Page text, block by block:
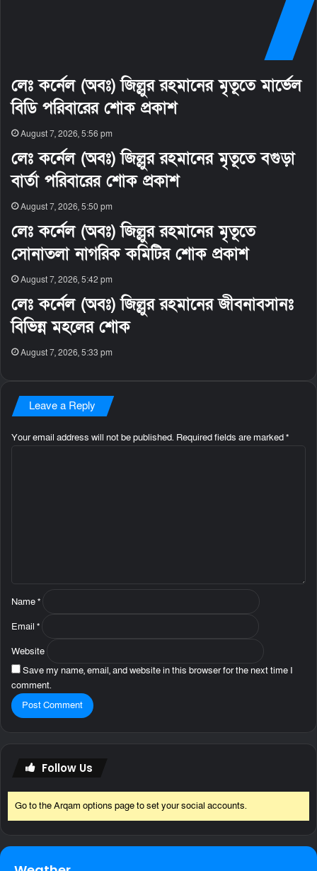
লেঃ কর্নেল (অবঃ) জিল্লুর রহমানের মৃতূতে মার্ভেল
বিডি পরিবারের শোক প্রকাশ
August 7, 2026, 5:56 pm
লেঃ কর্নেল (অবঃ) জিল্লুর রহমানের মৃতূতে বগুড়া
বার্তা পরিবারের শোক প্রকাশ
August 7, 2026, 5:50 pm
লেঃ কর্নেল (অবঃ) জিল্লুর রহমানের মৃতূতে
সোনাতলা নাগরিক কমিটির শোক প্রকাশ
August 7, 2026, 5:42 pm
লেঃ কর্নেল (অবঃ) জিল্লুর রহমানের জীবনাবসানঃ
বিভিন্ন মহলের শোক
August 7, 2026, 5:33 pm
Leave a Reply
Your email address will not be published. Required fields are marked*
Name*
Email *
Website
Save my name, email, and website in this browser for the next time I
comment.
Follow Us
Go to the Arqam options page to set your social accounts.